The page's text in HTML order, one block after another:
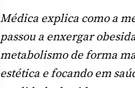
Médica explica como a
passou a enxergar
metabolismo de forma
estética e focando em